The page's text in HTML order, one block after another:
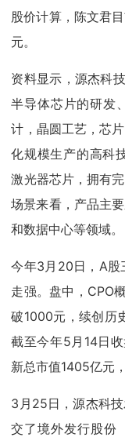
股价计算，陈文君
元。
资料显示，源杰科
半导体芯片的研发
计，晶圆工艺，芯
化规模生产的高科
激光器芯片，拥有
场景来看，产品主
和数据中心等领域。
今年3月20日，A股
走强。盘中，CPO
破1000元，续创历
截至今年5月14日
新总市值1405亿元
3月25日，源杰科
交了境外发行股份